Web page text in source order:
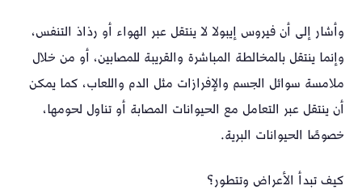
وأشار إلى أن فيروس إيبولا لا ينتقل عبر الهواء أو رذاذ التنفس،
وإنما ينتقل بالمخالطة المباشرة والقريبة للمصابين، أو من خلال
ملامسة سوائل الجسم والإفرازات مثل الدم واللعاب، كما يمكن
أن ينتقل عبر التعامل مع الحيوانات المصابة أو تناول لحومها،
خصوصًا الحيوانات البرية.
كيف تبدأ الأعراض وتتطور؟